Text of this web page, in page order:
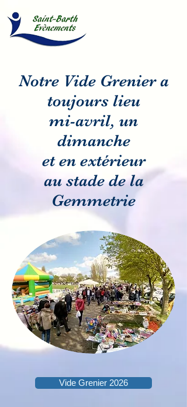
Notre Vide Grenier a
toujours lieu
mi-avril, un
dimanche
et en extérieur
au stade de la
Gemmetrie
Vide Grenier 2026